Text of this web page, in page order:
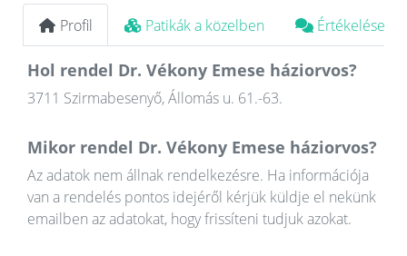
Profil Patikák a közelben Értékelések
Hol rendel Dr. Vékony Emese háziorvos?
3711 Szirmabesenyő, Állomás u. 61.-63.
Mikor rendel Dr. Vékony Emese háziorvos?
Az adatok nem állnak rendelkezésre. Ha információja
van a rendelés pontos idejéről kérjük küldje el nekünk
emailben az adatokat, hogy frissíteni tudjuk azokat.